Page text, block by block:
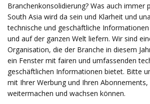
Branchenkonsolidierung? Was auch immer
South Asia wird da sein und Klarheit und
technische und geschäftliche Informationen
und auf der ganzen Welt liefern. Wir sind
Organisation, die der Branche in diesem
ein Fenster mit fairen und umfassenden
geschäftlichen Informationen bietet. Bitte
mit Ihrer Werbung und Ihren
weitermachen und wachsen können.